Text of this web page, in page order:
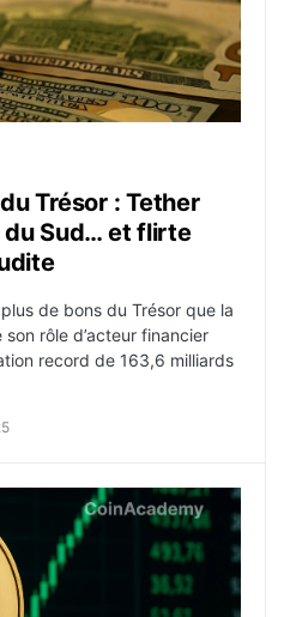
Trésor : Tether
du Sud… et flirte
de bons du Trésor que la
rôle d’acteur financier
record de 163,6 milliards
: les ETF spot ETH